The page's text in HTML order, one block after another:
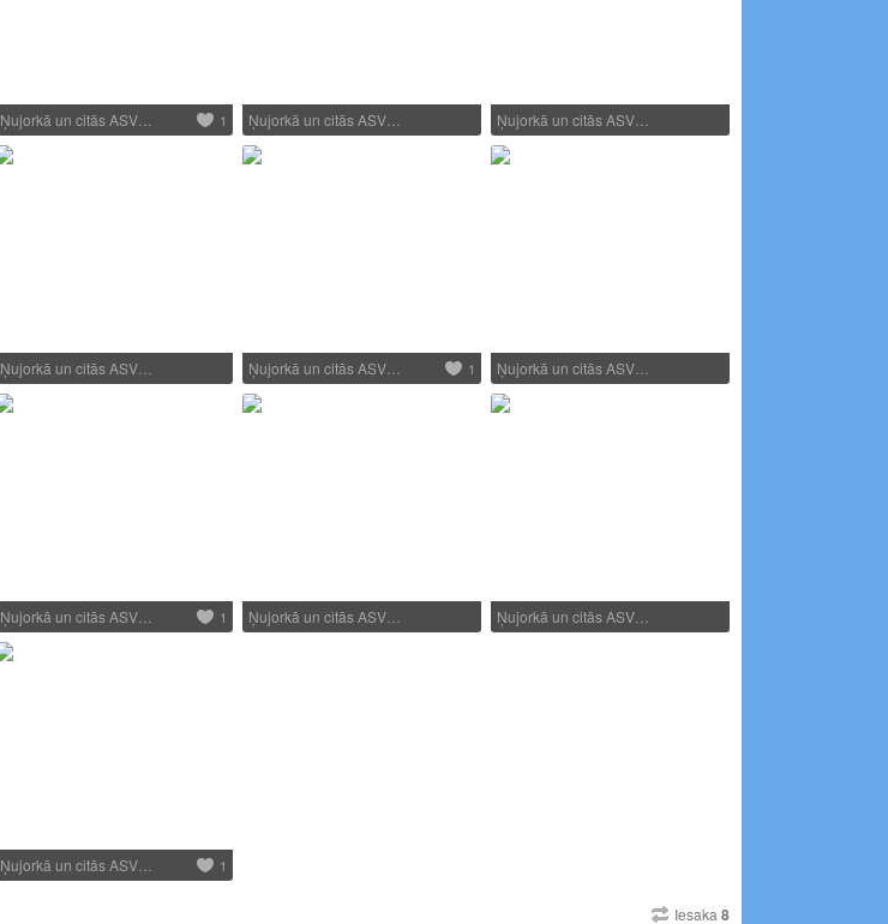
Ņujorkā un citās ASV… 1 Ņujorkā un citās ASV… Ņujorkā un citās ASV…
Ņujorkā un citās ASV… Ņujorkā un citās ASV… 1 Ņujorkā un citās ASV…
Ņujorkā un citās ASV… 1 Ņujorkā un citās ASV… Ņujorkā un citās ASV…
Ņujorkā un citās ASV… 1
Iesaka 8